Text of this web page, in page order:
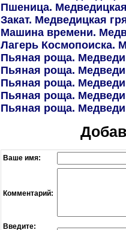
Пшеница.
Закат. Медведицкая
Машина времени.
Лагерь Космопоиска.
Пьяная роща.
Пьяная роща.
Пьяная роща.
Пьяная роща.
Пьяная роща.
Ваше имя:
Комментарий:
Введите: